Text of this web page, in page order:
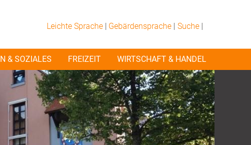
Leichte Sprache | Gebärdensprache | Suche|
& SOZIALES FREIZEIT WIRTSCHAFT & HANDEL